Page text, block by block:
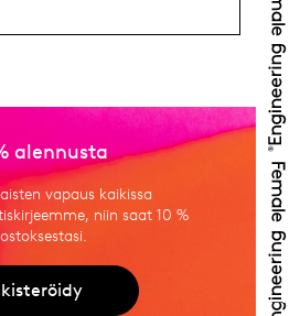
alennusta
vapaus kaikissa
niin saat 10 %